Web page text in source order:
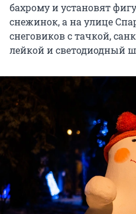
бахрому и установят
снежинок, а на улице
снеговиков с тачкой,
лейкой и светодиодный